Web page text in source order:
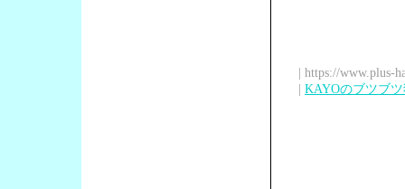
| https://www.plus-
| KAYOのブツブ